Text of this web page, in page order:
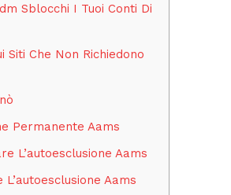
Sblocchi I Tuoi Conti Di
Siti Che Non Richiedono
Permanente Aams
L’autoesclusione Aams
Aams